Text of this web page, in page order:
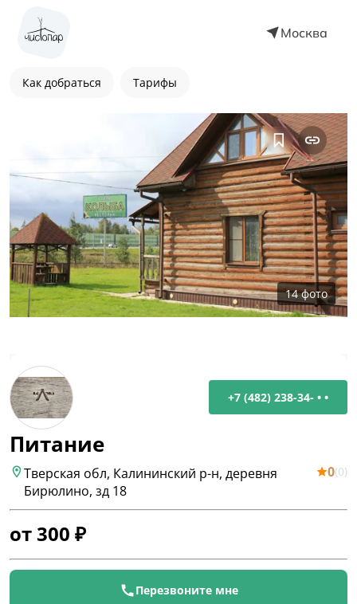
Москва
Как добраться Тарифы
14фото
+7 (482) 238-34- • •
Питание
Тверская обл, Калининский р-н, деревня
Бирюлино, зд 18
0(0)
от 300 ₽
Перезвоните мне